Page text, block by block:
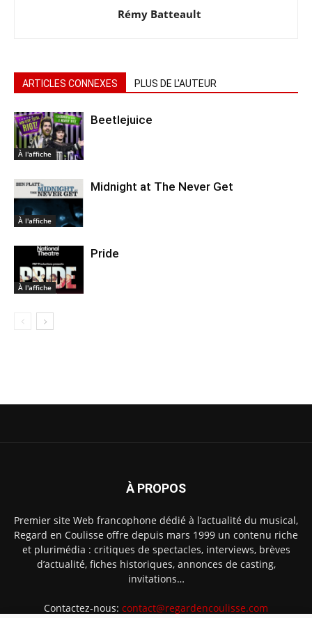
Rémy Batteault
ARTICLES CONNEXES PLUS DE L'AUTEUR
À l'affiche
Beetlejuice
À l'affiche
Midnight at The Never Get
À l'affiche
Pride
À PROPOS
Premier site Web francophone dédié à l’actualité du musical,
Regard en Coulisse offre depuis mars 1999 un contenu riche
et plurimédia : critiques de spectacles, interviews, brèves
d’actualité, fiches historiques, annonces de casting,
invitations…
Contactez-nous: contact@regardencoulisse.com